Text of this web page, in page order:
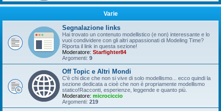
Varie
Segnalazione links
Hai trovato un contenuto modellistico (e non) interessante e lo
vuoi condividere con gli altri appassionati di Modeling Time?
Riporta il link in questa sezione!
Moderatore: Starfighter84
Argomenti: 9
Off Topic e Altri Mondi
C'è chi dice che non si vive di solo modellismo... ecco quindi la
sezione dedicata a cioè che non è propriamente modellismo
statico!Racconti, esperienze, leggende e quanto più.
Moderatore: microciccio
Argomenti: 219